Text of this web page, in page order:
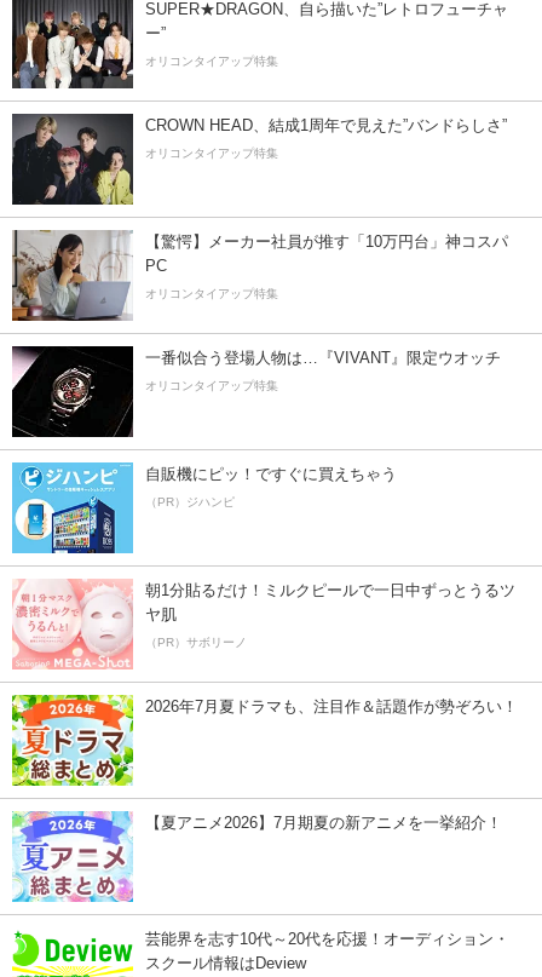
SUPER★DRAGON、自ら描いた”レトロフューチャ
ー”
オリコンタイアップ特集
CROWN HEAD、結成1周年で見えた”バンドらしさ”
オリコンタイアップ特集
【驚愕】メーカー社員が推す「10万円台」神コスパ
PC
オリコンタイアップ特集
一番似合う登場人物は…『VIVANT』限定ウオッチ
オリコンタイアップ特集
自販機にピッ！ですぐに買えちゃう
（PR）ジハンピ
朝1分貼るだけ！ミルクピールで一日中ずっとうるツ
ヤ肌
（PR）サボリーノ
2026年7月夏ドラマも、注目作＆話題作が勢ぞろい！
【夏アニメ2026】7月期夏の新アニメを一挙紹介！
芸能界を志す10代～20代を応援！オーディション・
スクール情報はDeview